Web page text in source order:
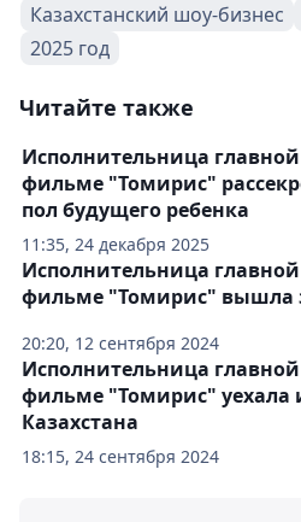
Казахстанский шоу-бизнес
2025 год
Читайте также
11:35, 24 декабря 2025
Исполнительница
фильме "Томирис"
пол будущего ребенка
20:20, 12 сентября 2024
Исполнительница
фильме "Томирис" вышла
18:15, 24 сентября 2024
Исполнительница
фильме "Томирис" уехала
Казахстана